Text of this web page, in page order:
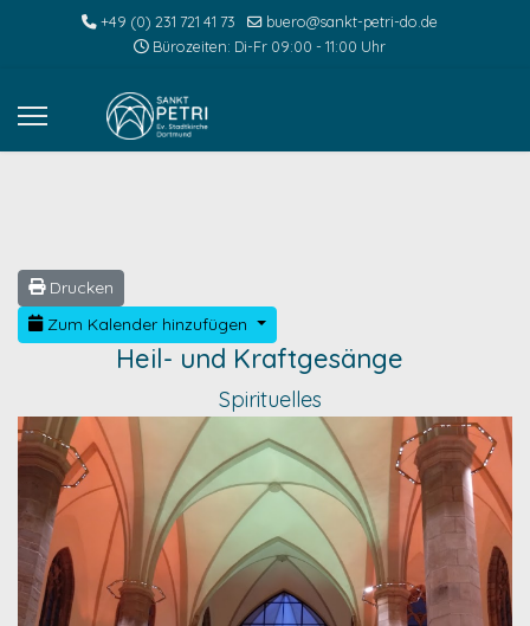
+49 (0) 231 721 41 73
buero@sankt-petri-do.de
Bürozeiten: Di-Fr 09:00 - 11:00 Uhr
Drucken
Zum Kalender hinzufügen
Heil- und Kraftgesänge
Spirituelles